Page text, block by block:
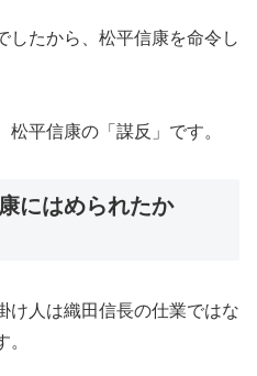
したから、松平信康を命令し
平信康の「謀反」です。
にはめられたか
け人は織田信長の仕業ではな